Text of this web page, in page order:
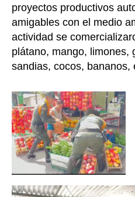
proyectos productivos
amigables con el medio
actividad se
plátano, mango, limones,
sandias, cocos, bananos,